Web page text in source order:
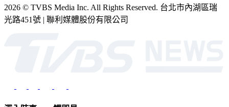
2026 © TVBS Media Inc. All Rights Reserved. 台北市內湖區瑞
光路451號 | 聯利媒體股份有限公司